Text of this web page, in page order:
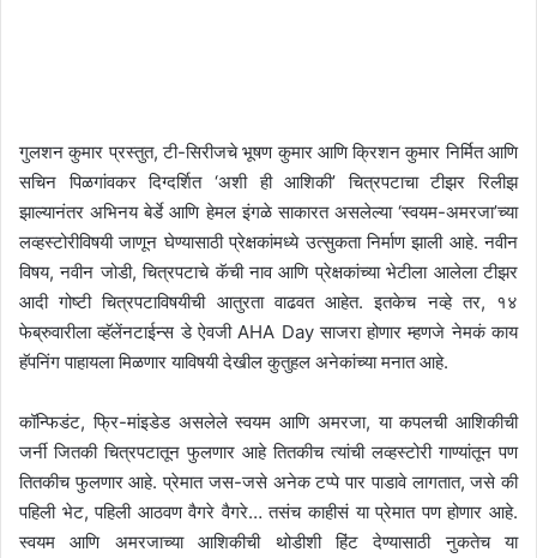
गुलशन कुमार प्रस्तुत, टी-सिरीजचे भूषण कुमार आणि क्रिशन कुमार निर्मित आणि
सचिन पिळगांवकर दिग्दर्शित ‘अशी ही आशिकी’ चित्रपटाचा टीझर रिलीझ
झाल्यानंतर अभिनय बेर्डे आणि हेमल इंगळे साकारत असलेल्या ‘स्वयम-अमरजा’च्या
लव्हस्टोरीविषयी जाणून घेण्यासाठी प्रेक्षकांमध्ये उत्सुकता निर्माण झाली आहे. नवीन
विषय, नवीन जोडी, चित्रपटाचे कॅची नाव आणि प्रेक्षकांच्या भेटीला आलेला टीझर
आदी गोष्टी चित्रपटाविषयीची आतुरता वाढवत आहेत. इतकेच नव्हे तर, १४
फेब्रुवारीला व्हॅलेंनटाईन्स डे ऐवजी AHA Day साजरा होणार म्हणजे नेमकं काय
हॅपनिंग पाहायला मिळणार याविषयी देखील कुतुहल अनेकांच्या मनात आहे.
कॉन्फिडंट, फ्रि-मांइडेड असलेले स्वयम आणि अमरजा, या कपलची आशिकीची
जर्नी जितकी चित्रपटातून फुलणार आहे तितकीच त्यांची लव्हस्टोरी गाण्यांतून पण
तितकीच फुलणार आहे. प्रेमात जस-जसे अनेक टप्पे पार पाडावे लागतात, जसे की
पहिली भेट, पहिली आठवण वैगरे वैगरे… तसंच काहीसं या प्रेमात पण होणार आहे.
स्वयम आणि अमरजाच्या आशिकीची थोडीशी हिंट देण्यासाठी नुकतेच या